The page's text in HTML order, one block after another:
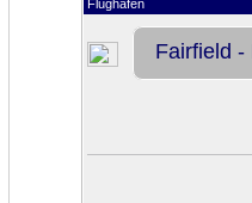
Flughafen
Fairfield -